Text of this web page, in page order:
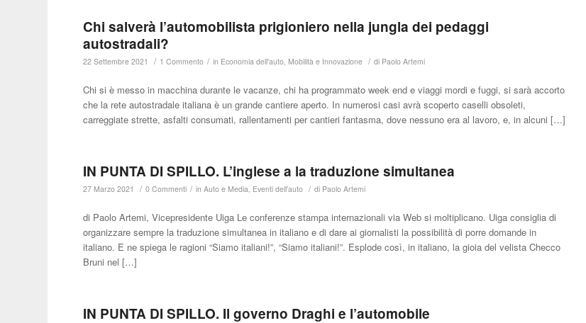
Chi salverà l’automobilista prigioniero nella jungla dei pedaggi
autostradali?
22 Settembre 2021 / 1 Commento / in Economia dell'auto,Mobilità e Innovazione / di Paolo Artemi
Chi si è messo in macchina durante le vacanze, chi ha programmato week end e viaggi mordi e fuggi, si sarà accorto
che la rete autostradale italiana è un grande cantiere aperto. In numerosi casi avrà scoperto caselli obsoleti,
carreggiate strette, asfalti consumati, rallentamenti per cantieri fantasma, dove nessuno era al lavoro, e, in alcuni […]
IN PUNTA DI SPILLO. L’inglese a la traduzione simultanea
27 Marzo 2021 / 0 Commenti / inAuto e Media, Eventi dell'auto / di Paolo Artemi
di Paolo Artemi, Vicepresidente Uiga Le conferenze stampa internazionali via Web si moltiplicano. Uiga consiglia di
organizzare sempre la traduzione simultanea in italiano e di dare ai giornalisti la possibilità di porre domande in
italiano. E ne spiega le ragioni “Siamo italiani!”, “Siamo italiani!”. Esplode così, in italiano, la gioia del velista Checco
Bruni nel […]
IN PUNTA DI SPILLO. Il governo Draghi e l’automobile